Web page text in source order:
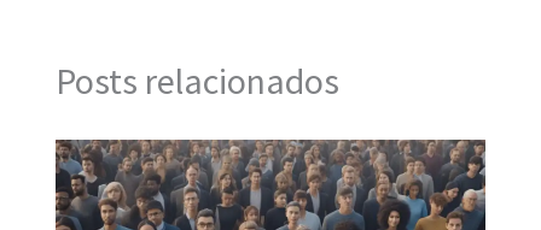
Posts relacionados